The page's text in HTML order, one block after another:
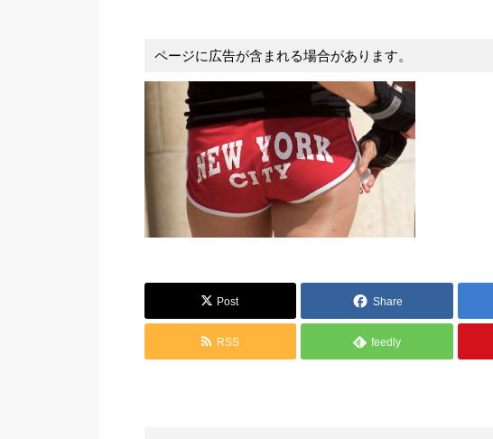
ページに広告が含まれる場合があります。
Post Share
RSS feedly